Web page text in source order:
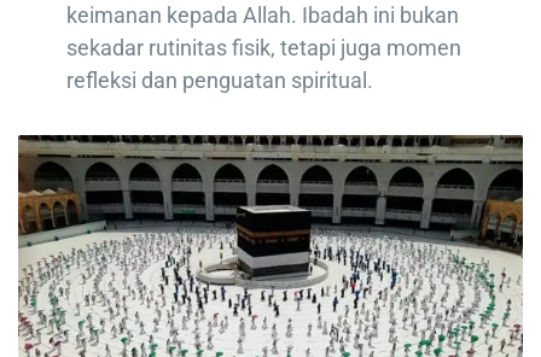
keimanan kepada Allah. Ibadah ini bukan
sekadar rutinitas fisik, tetapi juga momen
refleksi dan penguatan spiritual.